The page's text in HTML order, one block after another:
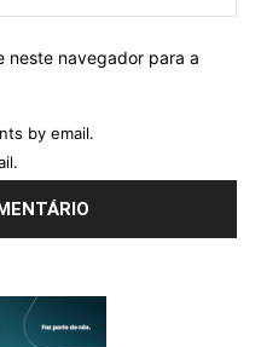
neste navegador para a
by email.